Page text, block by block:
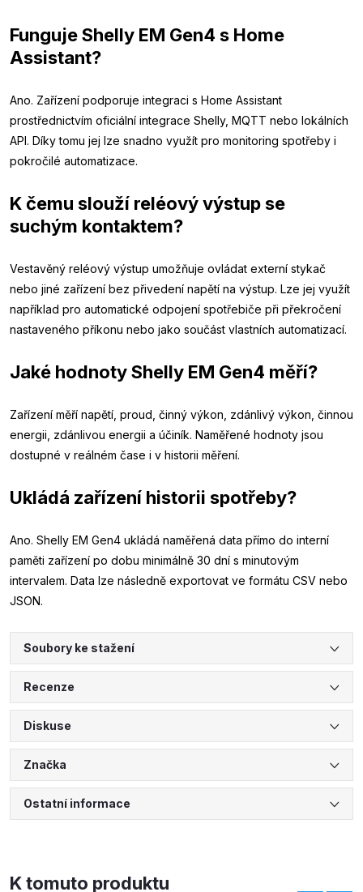
Funguje Shelly EM Gen4 s Home
Assistant?
Ano. Zařízení podporuje integraci s Home Assistant
prostřednictvím oficiální integrace Shelly, MQTT nebo lokálních
API. Díky tomu jej lze snadno využít pro monitoring spotřeby i
pokročilé automatizace.
K čemu slouží reléový výstup se
suchým kontaktem?
Vestavěný reléový výstup umožňuje ovládat externí stykač
nebo jiné zařízení bez přivedení napětí na výstup. Lze jej využít
například pro automatické odpojení spotřebiče při překročení
nastaveného příkonu nebo jako součást vlastních automatizací.
Jaké hodnoty Shelly EM Gen4 měří?
Zařízení měří napětí, proud, činný výkon, zdánlivý výkon, činnou
energii, zdánlivou energii a účiník. Naměřené hodnoty jsou
dostupné v reálném čase i v historii měření.
Ukládá zařízení historii spotřeby?
Ano. Shelly EM Gen4 ukládá naměřená data přímo do interní
paměti zařízení po dobu minimálně 30 dní s minutovým
intervalem. Data lze následně exportovat ve formátu CSV nebo
JSON.
Soubory ke stažení
Recenze
Diskuse
Značka
Ostatní informace
K tomuto produktu